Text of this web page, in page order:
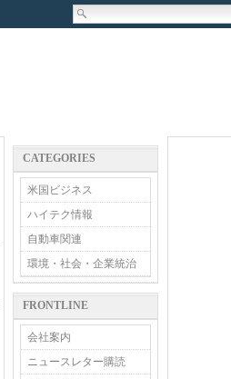
CATEGORIES
米国ビジネス
ハイテク情報
自動車関連
環境・社会・企業統治
FRONTLINE
会社案内
ニュースレター購読